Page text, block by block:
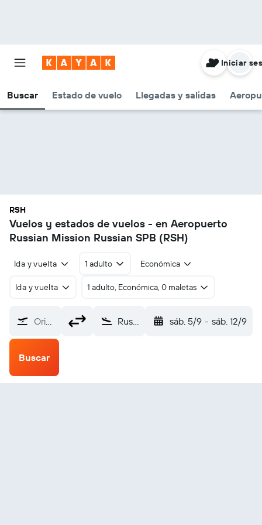
Buscar Estado de vuelo Llegadas y salidas
Iniciar
RSH
Vuelos y estados de vuelos - en Aeropuerto
Russian Mission Russian SPB (RSH)
Ida y vuelta 1 adulto Económica
Ida y vuelta 1 adulto, Económica, 0 maletas
Origen Russian Mission Russian SPB (RSH) sáb. 5/9 - sáb. 12/9
Buscar